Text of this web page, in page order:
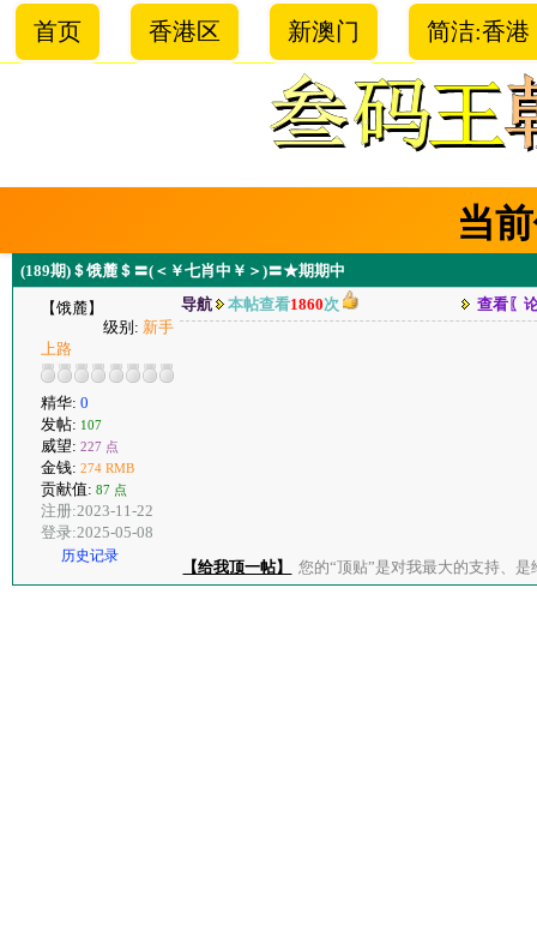
首页 香港区 新澳门 简洁:香港
当
(189期)＄饿麓＄〓(＜￥七肖中￥＞)〓★期期中
【饿麓】
级别: 新手
上路
精华: 0
发帖: 107
威望: 227 点
金钱: 274 RMB
贡献值: 87 点
注册:2023-11-22
登录:2025-05-08
历史记录
导航 本帖查看1860次 查看〖
【给我顶一帖】 您的“顶贴”是对我最大的支持、